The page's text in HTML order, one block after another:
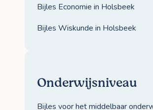
Bijles Economie in Holsbeek
Bijles Wiskunde in Holsbeek
Onderwijsniveau
Bijles voor het middelbaar